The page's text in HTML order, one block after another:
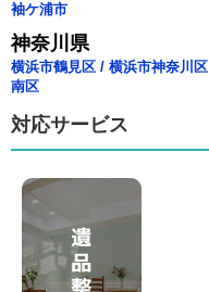
袖ケ浦市
神奈川県
横浜市鶴見区 / 横浜市神奈川区
南区
対応サービス